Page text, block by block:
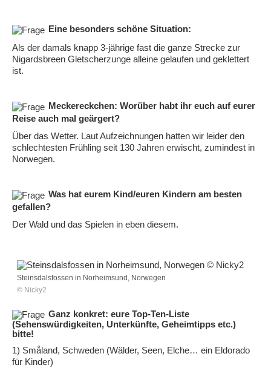
Eine besonders schöne Situation:
Als der damals knapp 3-jährige fast die ganze Strecke zur
Nigardsbreen Gletscherzunge alleine gelaufen und geklettert
ist.
Meckereckchen: Worüber habt ihr euch auf eurer
Reise auch mal geärgert?
Über das Wetter. Laut Aufzeichnungen hatten wir leider den
schlechtesten Frühling seit 130 Jahren erwischt, zumindest in
Norwegen.
Was hat eurem Kind/euren Kindern am besten
gefallen?
Der Wald und das Spielen in eben diesem.
Steinsdalsfossen in Norheimsund, Norwegen
© Nicky2
Ganz konkret: eure Top-Ten-Liste
(Sehenswürdigkeiten, Unterkünfte, Geheimtipps etc.)
bitte!
1) Småland, Schweden (Wälder, Seen, Elche… ein Eldorado
für Kinder)